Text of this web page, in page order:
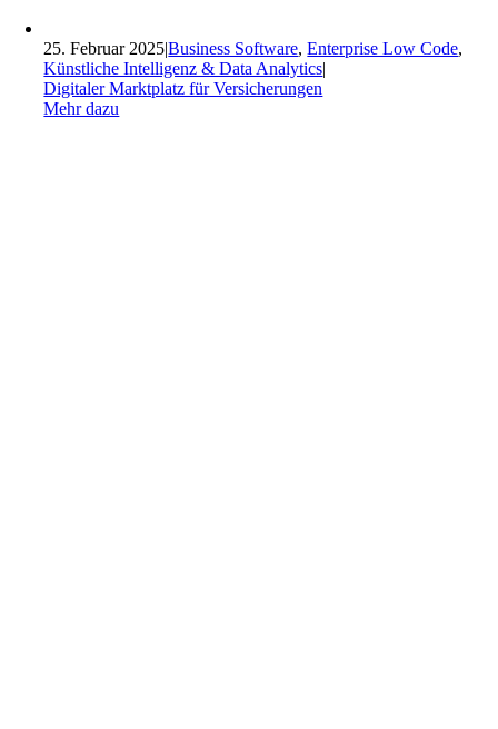
25. Februar 2025|Business Software,Enterprise Low Code,
Künstliche Intelligenz & Data Analytics|
Digitaler Marktplatz für Versicherungen
Mehr dazu